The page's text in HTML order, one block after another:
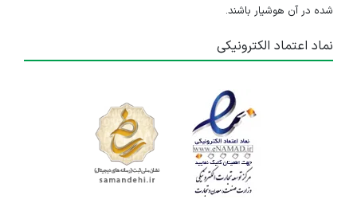
شده در آن هوشیار باشند.
نماد اعتماد الکترونیکی